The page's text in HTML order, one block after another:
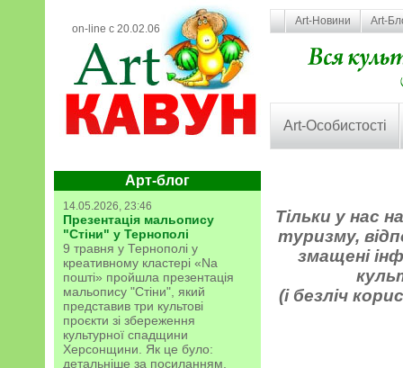
on-line с 20.02.06
Art-Новини Art-
Art-Особистості
Арт-блог
14.05.2026, 23:46
Презентація мальопису
"Стіни" у Тернополі
9 травня у Тернополі у
креативному кластері «Na
пошті» пройшла презентація
мальопису "Стіни", який
представив три культові
проєкти зі збереження
культурної спадщини
Херсонщини. Як це було:
детальніше за посиланням.
Тільки у нас
туризму,
змащені
(і безліч